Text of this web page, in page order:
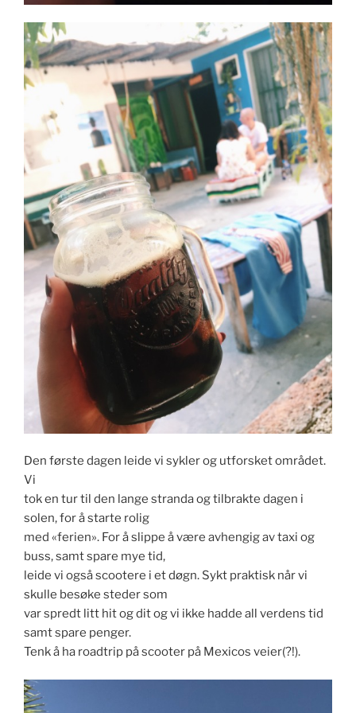
Den første dagen leide vi sykler og utforsket området.
Vi
tok en tur til den lange stranda og tilbrakte dagen i
solen, for å starte rolig
med «ferien». For å slippe å være avhengig av taxi og
buss, samt spare mye tid,
leide vi også scootere i et døgn. Sykt praktisk når vi
skulle besøke steder som
var spredt litt hit og dit og vi ikke hadde all verdens tid
samt spare penger.
Tenk å ha roadtrip på scooter på Mexicos veier(?!).